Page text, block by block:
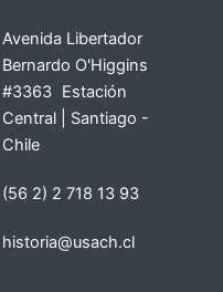
Avenida Libertador
Bernardo O'Higgins
#3363 Estación
Central | Santiago -
Chile
(56 2) 2 718 13 93
historia@usach.cl